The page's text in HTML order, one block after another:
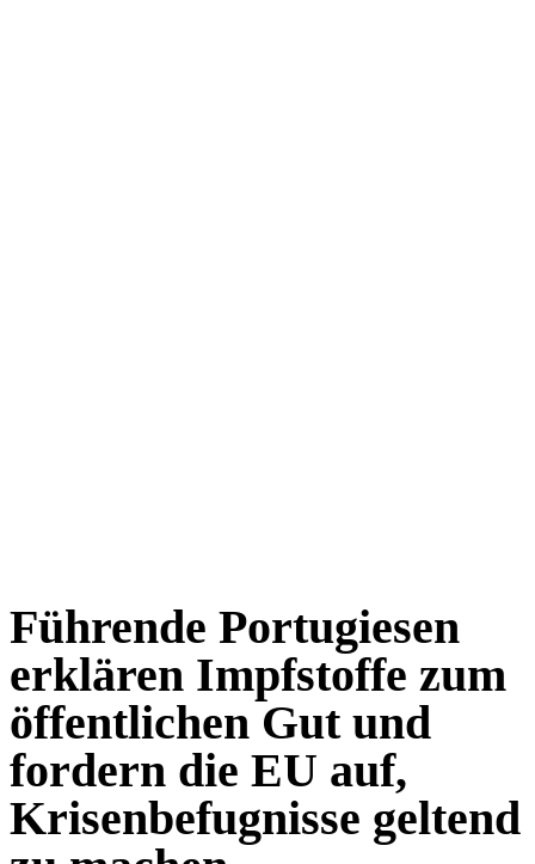
Führende Portugiesen
erklären Impfstoffe zum
öffentlichen Gut und
fordern die EU auf,
Krisenbefugnisse geltend